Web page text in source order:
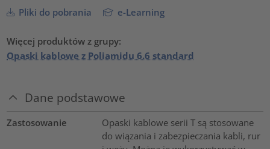
Pliki do pobrania e-Learning
Więcej produktów z grupy:
Opaski kablowe z Poliamidu 6.6 standard
Dane podstawowe
Zastosowanie
Opaski kablowe serii T są stosowane
do wiązania i zabezpieczania kabli, rur